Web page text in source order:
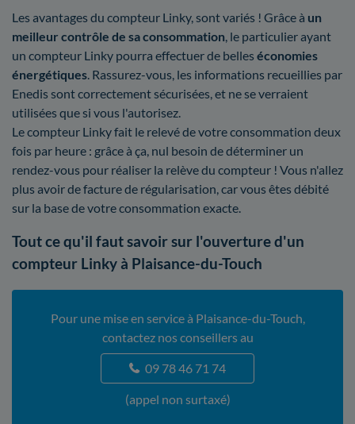
Les avantages du compteur Linky, sont variés ! Grâce à un
meilleur contrôle de sa consommation , le particulier ayant
un compteur Linky pourra effectuer de belles économies
énergétiques . Rassurez-vous, les informations recueillies par
Enedis sont correctement sécurisées, et ne se verraient
utilisées que si vous l'autorisez.
Le compteur Linky fait le relevé de votre consommation deux
fois par heure : grâce à ça, nul besoin de déterminer un
rendez-vous pour réaliser la relève du compteur ! Vous n'allez
plus avoir de facture de régularisation, car vous êtes débité
sur la base de votre consommation exacte.
Tout ce qu'il faut savoir sur l'ouverture d'un
compteur Linky à Plaisance-du-Touch
Pour une mise en service à Plaisance-du-Touch,
contactez nos conseillers au
09 78 46 71 74
(appel non surtaxé)